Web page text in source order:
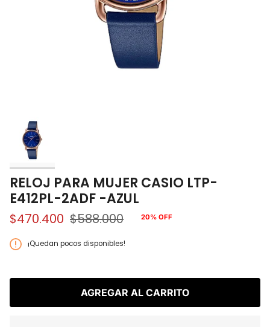
RELOJ PARA MUJER CASIO LTP-
E412PL-2ADF -AZUL
$470.400
Precio
regular
$588.000 20% OFF
¡Quedan pocos disponibles!
AGREGAR AL CARRITO